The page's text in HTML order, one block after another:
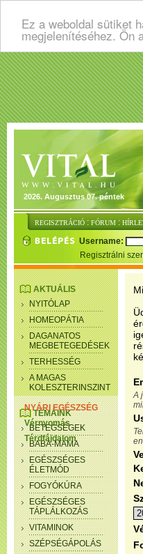
Ez a weboldal sütiket
megjelenítéséhez. Ön
2026. Augusztus 07. péntek
REGISZTRÁCIÓ : FÓRUM :
Username:
Regisztrálni
AKTUÁLIS
NYITÓLAP
HOMEOPÁTIA
DAGANATOS
MEGBETEGEDÉSEK
TERHESSÉG
A MAGAS
KOLESZTERINSZINT
NYÁRI EGÉSZSÉG
Vérnyomás
Térdfájdalom
TÉMÁINK
BETEGSÉGEK
BABA-MAMA
EGÉSZSÉGES
ÉLETMÓD
FOGYÓKÚRA
EGÉSZSÉGES
TÁPLÁLKOZÁS
VITAMINOK
SZÉPSÉGÁPOLÁS
A